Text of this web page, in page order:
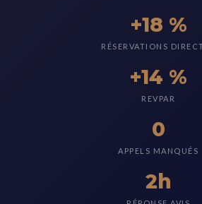
+18 %
RÉSERVATIONS
+14 %
REVPAR
0
APPELS MANQUÉS
2h